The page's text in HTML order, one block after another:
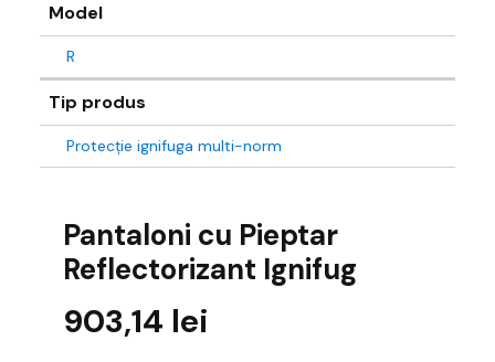
Model
R
Tip produs
Protecție ignifuga multi-norm
Pantaloni cu Pieptar
Reflectorizant Ignifug
903,14 lei